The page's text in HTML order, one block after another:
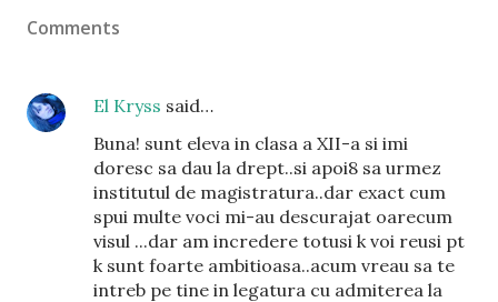
Comments
El Kryss said…
Buna! sunt eleva in clasa a XII-a si imi
doresc sa dau la drept..si apoi8 sa urmez
institutul de magistratura..dar exact cum
spui multe voci mi-au descurajat oarecum
visul ...dar am incredere totusi k voi reusi pt
k sunt foarte ambitioasa..acum vreau sa te
intreb pe tine in legatura cu admiterea la